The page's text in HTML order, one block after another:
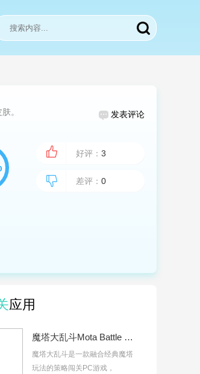
。 发表评论
好评： 3
差评： 0
应用
魔塔大乱斗Mota Battle Royale经典单机闯关v3.1绿色版
魔塔大乱斗是一款融合经典魔塔
玩法的策略闯关PC游戏，